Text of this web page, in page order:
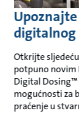
Otkrijte
potpuno novim
Digital
mogućnosti za
praćenje u